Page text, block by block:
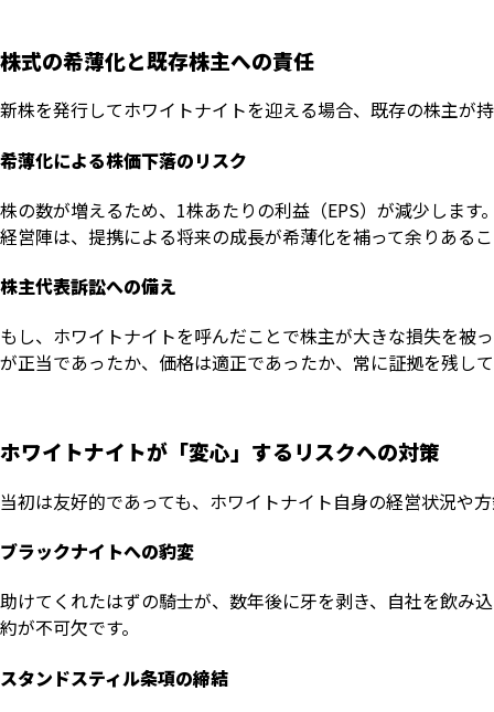
株式の希薄化と既存株主への責任
新株を発行してホワイトナイトを迎える場合、既存の株主が
希薄化による株価下落のリスク
株の数が増えるため、1株あたりの利益（EPS）が減少しま
経営陣は、提携による将来の成長が希薄化を補って余りある
株主代表訴訟への備え
もし、ホワイトナイトを呼んだことで株主が大きな損失を被
が正当であったか、価格は適正であったか、常に証拠を残し
ホワイトナイトが「変心」するリスクへの対策
当初は友好的であっても、ホワイトナイト自身の経営状況や
ブラックナイトへの豹変
助けてくれたはずの騎士が、数年後に牙を剥き、自社を飲み
約が不可欠です。
スタンドスティル条項の締結